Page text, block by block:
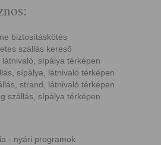
biztosításkötés
szállás kereső
sípálya térképen
sípálya, látnivaló térképen
strand, látnivaló térképen
szállás, sípálya térképen
- nyári programok